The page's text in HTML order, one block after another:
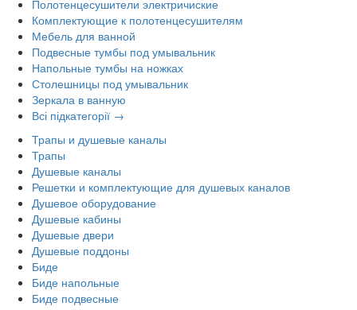
Полотенцесушители электричиские
Комплектующие к полотенцесушителям
Мебель для ванной
Подвесные тумбы под умывальник
Напольные тумбы на ножках
Столешницы под умывальник
Зеркала в ванную
Всі підкатегорії →
Трапы и душевые каналы
Трапы
Душевые каналы
Решетки и комплектующие для душевых каналов
Душевое оборудование
Душевые кабины
Душевые двери
Душевые поддоны
Биде
Биде напольные
Биде подвесные